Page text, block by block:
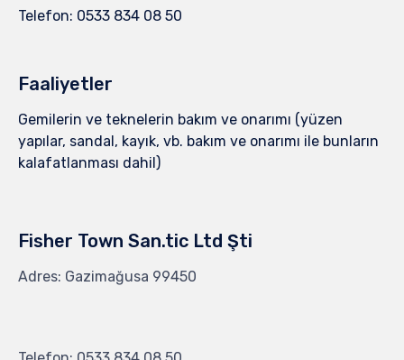
Telefon: 0533 834 08 50
Faaliyetler
Gemilerin ve teknelerin bakım ve onarımı (yüzen
yapılar, sandal, kayık, vb. bakım ve onarımı ile bunların
kalafatlanması dahil)
Fisher Town San.tic Ltd Şti
Adres: Gazimağusa 99450